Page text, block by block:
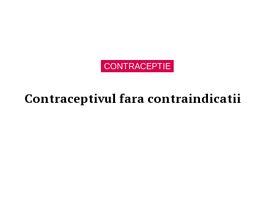
CONTRACEPTIE
Contraceptivul fara contraindicatii